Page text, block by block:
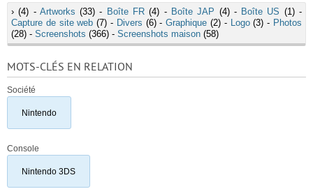
›(4) - Artworks (33) - Boîte FR (4) - Boîte JAP (4) - Boîte US (1) -
Capture de site web (7) - Divers (6) -Graphique (2) - Logo(3) - Photos
(28) - Screenshots (366) - Screenshots maison (58)
MOTS-CLÉS EN RELATION
Société
Nintendo
Console
Nintendo 3DS